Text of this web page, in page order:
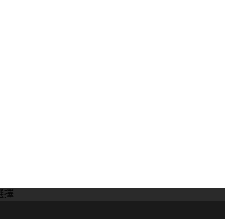
們有舒適的棉質、透氣的聚酯纖維
擇